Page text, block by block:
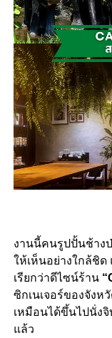
งานนี้คนรูปปั้นช้าง
ให้เห็นอย่างใกล้ชิด
เรียกว่าดีไซน์ร้าน
ซิกเนเจอร์ของจังห
เหมือนได้ขึ้นไปนั่ง
แล้ว